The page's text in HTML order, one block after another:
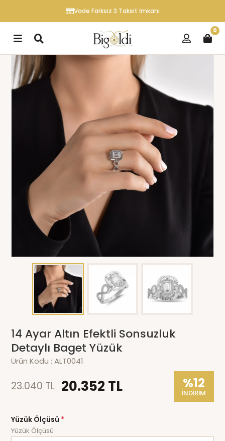
Vade Farksız 3 Taksit İmkanı
0
14 Ayar Altın Efektli Sonsuzluk
Detaylı Baget Yüzük
Ürün Kodu :ALT0041
23.040 TL 20.352 TL %12
İNDİRİM
Yüzük Ölçüsü *
Yüzük Ölçüsü